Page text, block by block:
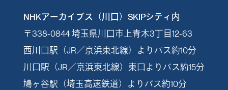
NHKアーカイブス（川口）SKIPシティ内
〒338-0844 埼玉県川口市上青木3丁目12-63
西川口駅（JR／京浜東北線）よりバス約10分
川口駅（JR／京浜東北線）東口よりバス約15分
鳩ヶ谷駅（埼玉高速鉄道）よりバス約10分